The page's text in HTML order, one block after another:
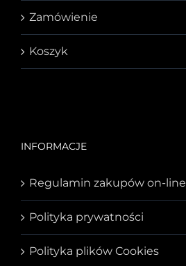
Zamówienie
Koszyk
INFORMACJE
Regulamin zakupów on-line
Polityka prywatności
Polityka plików Cookies